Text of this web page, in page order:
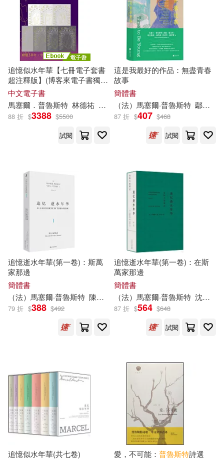
木馬文化(2)
湖南美術出版社(2) Naxos(1)
上海三聯書店(1)
上海文藝出版社(1)
中國對外翻譯出版公司(1)
中國計量出版社(1)
人民文學出版社(1)
山東文藝出版社(1)
江蘇文藝出版社(1)
生活‧讀書‧新知三聯書店(1)
可港澳店取(36)
可新加坡店取(36)
可菲律賓店取(36)
其他 (可複選)
現在可購買商品(15)
作者/演唱/譯/編/繪(46)
價格
範圍
-
追憶似水年華【七冊電子套書
超注釋版】(博客來電子書獨家
贈品版) (電子書)
中文電子書
馬塞爾 ． 普魯斯特 林德祐 石武耕 許雅雯 邱瑞鑾 陳文瑤 陳郁
88 折 $3388 $5500
試閱
這是我最好的作品：無盡青春
故事
簡體書
（法） 馬塞爾·普魯斯特 鄢宏福
87 折 $407 $468
試閱
追憶逝水年華(第一卷)：斯萬
家那邊
簡體書
（法） 馬塞爾·普魯斯特 陳太乙
79 折 $388 $492
追憶逝水年華(第一卷)：在斯
萬家那邊
簡體書
（法） 馬塞爾·普魯斯特 沈志明
87 折 $564 $648
試閱
追憶似水年華(共七卷)
愛，不可能： 普魯斯特詩選